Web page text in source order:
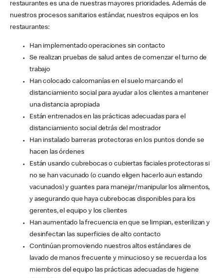
restaurantes es una de nuestras mayores prioridades. Además de
nuestros procesos sanitarios estándar, nuestros equipos en los
restaurantes:
Han implementado operaciones sin contacto
Se realizan pruebas de salud antes de comenzar el turno de
trabajo
Han colocado calcomanías en el suelo marcando el
distanciamiento social para ayudar a los clientes a mantener
una distancia apropiada
Están entrenados en las prácticas adecuadas para el
distanciamiento social detrás del mostrador
Han instalado barreras protectoras en los puntos donde se
hacen las órdenes
Están usando cubrebocas o cubiertas faciales protectoras si
no se han vacunado (o cuando eligen hacerlo aun estando
vacunados) y guantes para manejar/manipular los alimentos,
y asegurando que haya cubrebocas disponibles para los
gerentes, el equipo y los clientes
Han aumentado la frecuencia en que se limpian, esterilizan y
desinfectan las superficies de alto contacto
Continúan promoviendo nuestros altos estándares de
lavado de manos frecuente y minucioso y se recuerda a los
miembros del equipo las prácticas adecuadas de higiene